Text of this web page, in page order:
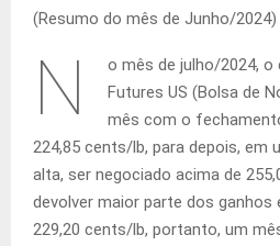
(Resumo do mês de Junho/2024)
N
o mês de julho/2024, o
Futures US (Bolsa de
mês com o
224,85 cents/lb, para depois,
alta, ser negociado acima de
devolver maior parte dos ganhos
229,20 cents/lb, portanto, um